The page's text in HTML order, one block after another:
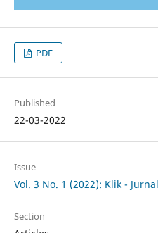
PDF
Published
22-03-2022
Issue
Vol. 3 No. 1 (2022): Klik -
Section